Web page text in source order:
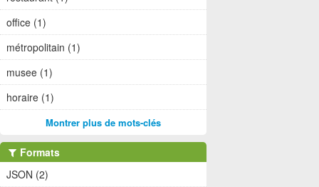
office (1)
métropolitain (1)
musee (1)
horaire (1)
Montrer plus de mots-clés
Formats
JSON (2)